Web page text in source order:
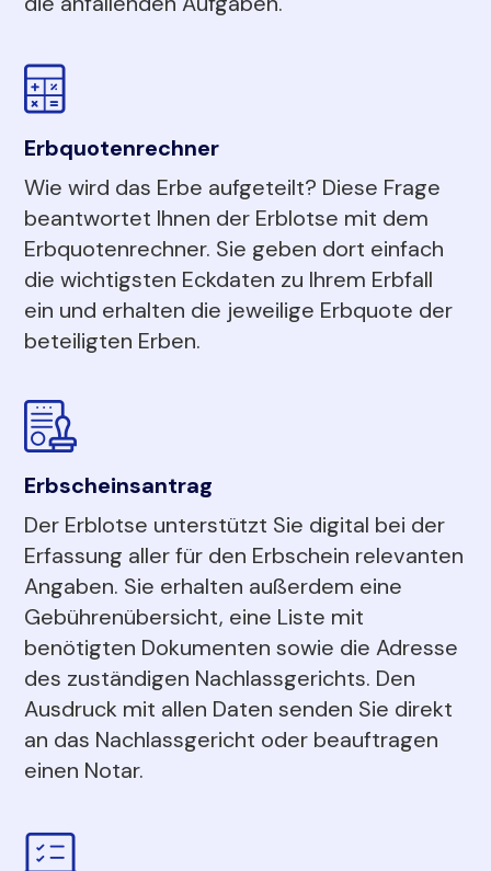
Erbquotenrechner
Wie wird das Erbe aufgeteilt? Diese Frage
beantwortet Ihnen der Erblotse mit dem
Erbquotenrechner. Sie geben dort einfach
die wichtigsten Eckdaten zu Ihrem Erbfall
ein und erhalten die jeweilige Erbquote der
beteiligten Erben.
Erbscheinsantrag
Der Erblotse unterstützt Sie digital bei der
Erfassung aller für den Erbschein relevanten
Angaben. Sie erhalten außerdem eine
Gebührenübersicht, eine Liste mit
benötigten Dokumenten sowie die Adresse
des zuständigen Nachlassgerichts. Den
Ausdruck mit allen Daten senden Sie direkt
an das Nachlassgericht oder beauftragen
einen Notar.